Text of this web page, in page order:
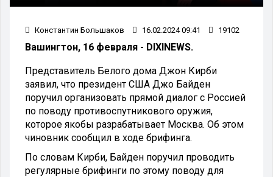
Константин Большаков 16.02.2024 09:41 19102
Вашингтон, 16 февраля - DIXINEWS.
Представитель Белого дома Джон Кирби
заявил, что президент США Джо Байден
поручил организовать прямой диалог с Россией
по поводу противоспутникового оружия,
которое якобы разрабатывает Москва. Об этом
чиновник сообщил в ходе брифинга.
По словам Кирби, Байден поручил проводить
регулярные брифинги по этому поводу для